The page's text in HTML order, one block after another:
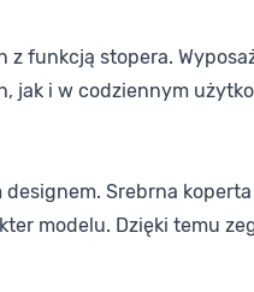
z funkcją stopera.
jak i w codziennym
Srebrna
modelu. Dzięki temu